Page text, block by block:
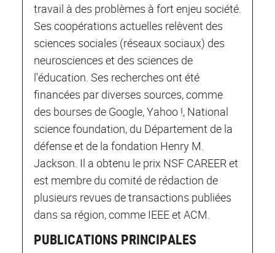
travail à des problèmes à fort enjeu société.
Ses coopérations actuelles relèvent des
sciences sociales (réseaux sociaux) des
neurosciences et des sciences de
l'éducation. Ses recherches ont été
financées par diverses sources, comme
des bourses de Google, Yahoo !, National
science foundation, du Département de la
défense et de la fondation Henry M.
Jackson. Il a obtenu le prix NSF CAREER et
est membre du comité de rédaction de
plusieurs revues de transactions publiées
dans sa région, comme IEEE et ACM.
PUBLICATIONS PRINCIPALES